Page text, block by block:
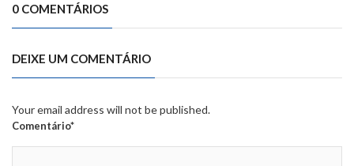
0 COMENTÁRIOS
DEIXE UM COMENTÁRIO
Your email address will not be published.
Comentário*